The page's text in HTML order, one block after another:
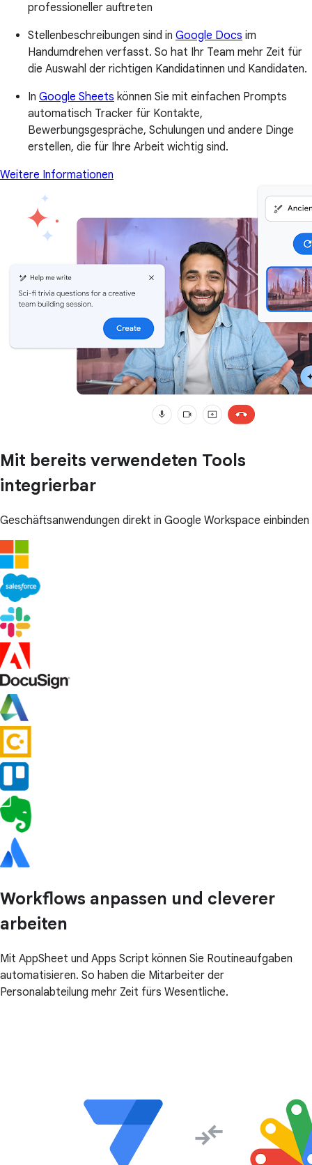
professioneller auftreten
Stellenbeschreibungen sind in Google Docs im
Handumdrehen verfasst. So hat Ihr Team mehr Zeit für
die Auswahl der richtigen Kandidatinnen und Kandidaten.
In Google Sheets können Sie mit einfachen Prompts
automatisch Tracker für Kontakte,
Bewerbungsgespräche, Schulungen und andere Dinge
erstellen, die für Ihre Arbeit wichtig sind.
Weitere Informationen
Mit bereits verwendeten Tools
integrierbar
Geschäftsanwendungen direkt in Google Workspace einbinden
Workflows anpassen und cleverer
arbeiten
Mit AppSheet und Apps Script können Sie Routineaufgaben
automatisieren. So haben die Mitarbeiter der
Personalabteilung mehr Zeit fürs Wesentliche.